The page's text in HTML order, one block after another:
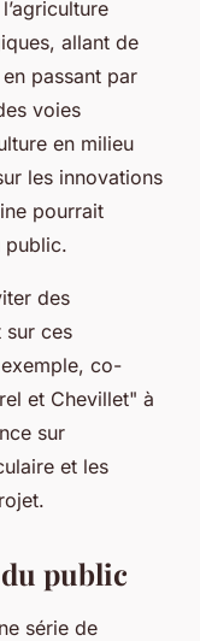
allant de
passant par
voies
en milieu
les innovations
pourrait
public.
des
sur ces
co-
et Chevillet" à
sur
et les
public
série de